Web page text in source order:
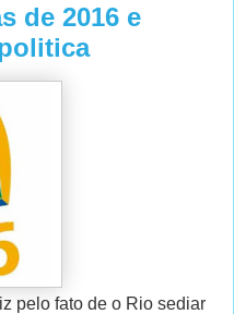
de 2016 e
pelo fato de o Rio sediar